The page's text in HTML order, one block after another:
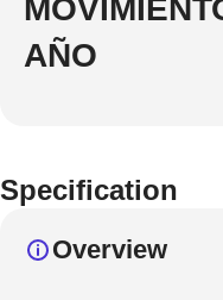
AÑO
Specification
Overview